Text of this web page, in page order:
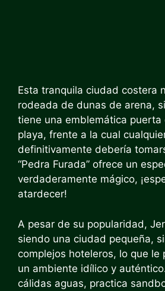
Esta tranquila ciudad costera
rodeada de dunas de arena,
tiene una emblemática puerta
playa, frente a la cual
definitivamente debería
“Pedra Furada” ofrece un
verdaderamente mágico,
atardecer!
A pesar de su popularidad,
siendo una ciudad pequeña,
complejos hoteleros, lo que le
un ambiente idílico y
cálidas aguas, practica